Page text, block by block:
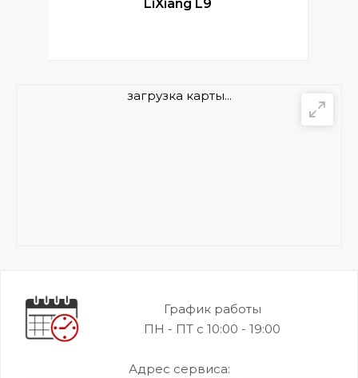
LiXiang L9
загрузка карты...
График работы
ПН - ПТ с 10:00 - 19:00
Адрес сервиса: